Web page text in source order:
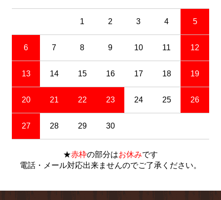
1 2 3 4 5
6 7 8 9 10 11 12
13 14 15 16 17 18 19
20 21 22 23 24 25 26
27 28 29 30
★赤枠の部分はお休みです
電話・メール対応出来ませんのでご了承ください。